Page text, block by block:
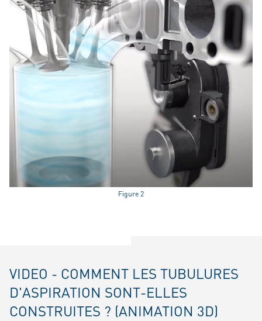
Figure 2
VIDEO - COMMENT LES TUBULURES
D'ASPIRATION SONT-ELLES
CONSTRUITES ? (ANIMATION 3D)